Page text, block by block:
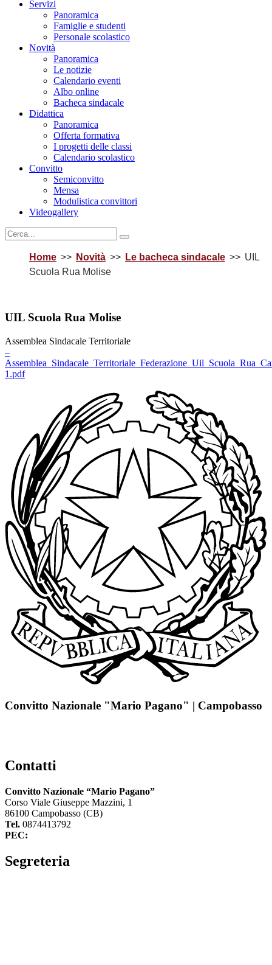
Servizi
Panoramica
Famiglie e studenti
Personale scolastico
Novità
Panoramica
Le notizie
Calendario eventi
Albo online
Bacheca sindacale
Didattica
Panoramica
Offerta formativa
I progetti delle classi
Calendario scolastico
Convitto
Semiconvitto
Mensa
Modulistica convittori
Videogallery
Home Novità Le bacheca sindacale
UIL
Scuola Rua Molise
UIL Scuola Rua Molise
Assemblea Sindacale Territoriale
–
1.pdf
Convitto Nazionale "Mario Pagano" | Campobasso
Contatti
Convitto Nazionale “Mario Pagano”
Corso Viale Giuseppe Mazzini, 1
86100 Campobasso (CB)
Tel. 0874413792
PEC:
Segreteria